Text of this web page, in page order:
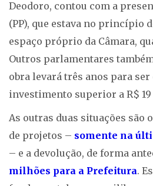
Deodoro, contou com a
(PP), que estava no princípio
espaço próprio da Câmara,
Outros parlamentares
obra levará três anos para
investimento superior a R$
As outras duas situações são
de projetos – somente na
– e a devolução, de forma
milhões para a Prefeitura.